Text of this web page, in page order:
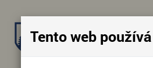
Tento web